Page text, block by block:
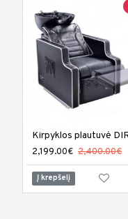
2,199.00€ 2,400.00€
Į krepšelį